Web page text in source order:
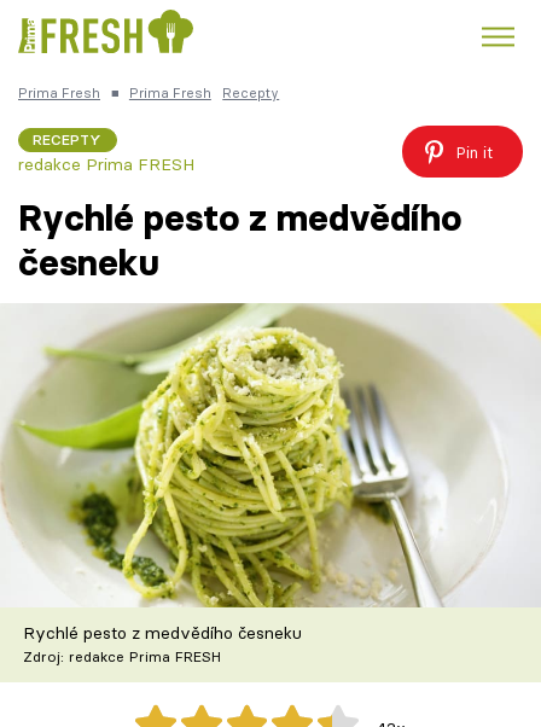
Česká kuchyně Čokoláda
Témata
Recepty
Články
TV Program
Škola vaření
Recepty z TV
Speciál: Cuketa
Prima Fresh ■ Prima Fresh Recepty
RECEPTY
redakce Prima FRESH
Pin it
Rychlé pesto z medvědího
česneku
Rychlé pesto z medvědího česneku
Zdroj: redakce Prima FRESH